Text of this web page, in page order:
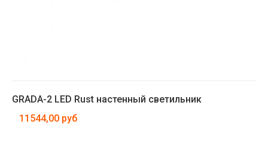
GRADA-2 LED Rust настенный светильник
11544,00 руб